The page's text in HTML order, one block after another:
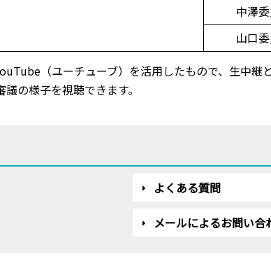
中澤
山口
（ユーチューブ）を活用したもので、生中継
の様子を視聴できます。
よくある質問
メールによるお問い合